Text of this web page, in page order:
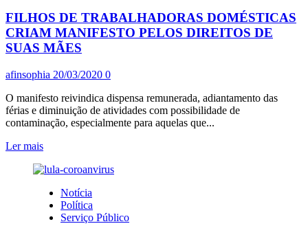
FUNCIONÁRIOS
DURANTE
CORONAVÍRUS
FILHOS DE TRABALHADORAS DOMÉSTICAS
CRIAM MANIFESTO PELOS DIREITOS DE
SUAS MÃES
afinsophia 20/03/2020 0
O manifesto reivindica dispensa remunerada, adiantamento das
férias e diminuição de atividades com possibilidade de
contaminação, especialmente para aquelas que...
Ler maisLeia
sobre
DE
TRABALHADORAS
DOMÉSTICAS
Notícia
Política
Serviço Público